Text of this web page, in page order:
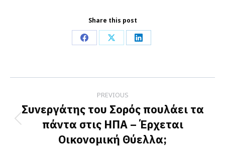
Share this post
Share Share Share
navigation
PREVIOUS
Previous
post:
Συνεργάτης του Σορός πουλάει τα
πάντα στις ΗΠΑ – Έρχεται
Οικονομική Θύελλα;